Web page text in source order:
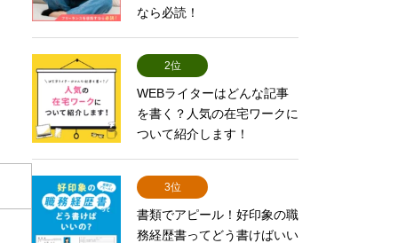
なら必読！
2位
WEBライターはどんな記事
を書く？人気の在宅ワークに
ついて紹介します！
3位
書類でアピール！好印象の職
務経歴書ってどう書けばいい